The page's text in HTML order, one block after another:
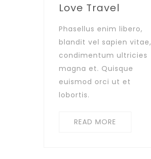
Love Travel
Phasellus enim libero,
blandit vel sapien vitae,
condimentum ultricies
magna et. Quisque
euismod orci ut et
lobortis.
READ MORE